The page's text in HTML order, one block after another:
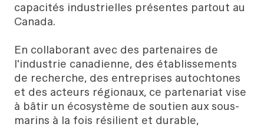
capacités industrielles présentes partout au
Canada.
En collaborant avec des partenaires de
l'industrie canadienne, des établissements
de recherche, des entreprises autochtones
et des acteurs régionaux, ce partenariat vise
à bâtir un écosystème de soutien aux sous-
marins à la fois résilient et durable,